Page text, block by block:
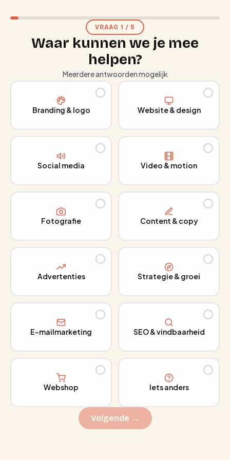
VRAAG 1 / 5
Waar kunnen we je mee
helpen?
Meerdere antwoorden mogelijk
Branding & logo Website & design
Social media Video & motion
Fotografie Content & copy
Advertenties Strategie & groei
E-mailmarketing SEO & vindbaarheid
Webshop Iets anders
Volgende →